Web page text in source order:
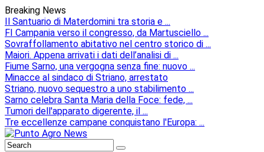
Breaking News
Il Santuario di Materdomini tra storia e ...
FI Campania verso il congresso, da Martusciello ...
Sovraffollamento abitativo nel centro storico di ...
Maiori. Appena arrivati i dati dell’analisi di ...
Fiume Sarno, una vergogna senza fine: nuovo ...
Minacce al sindaco di Striano, arrestato
Striano, nuovo sequestro a uno stabilimento ...
Sarno celebra Santa Maria della Foce: fede, ...
Tumori dell'apparato digerente, il ...
Tre eccellenze campane conquistano l'Europa: ...